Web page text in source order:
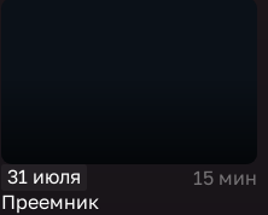
31 июля
15 мин
Преемник